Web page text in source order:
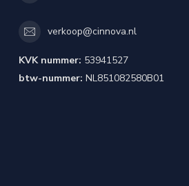
verkoop@cinnova.nl
KVK nummer: 53941527
btw-nummer: NL851082580B01